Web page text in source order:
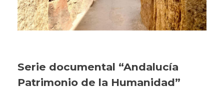
Serie documental “Andalucía
Patrimonio de la Humanidad”